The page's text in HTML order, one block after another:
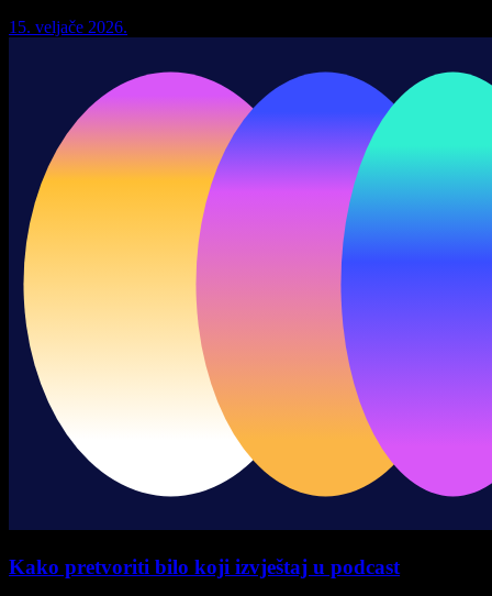
15. veljače 2026.
Kako pretvoriti bilo koji izvještaj u podcast